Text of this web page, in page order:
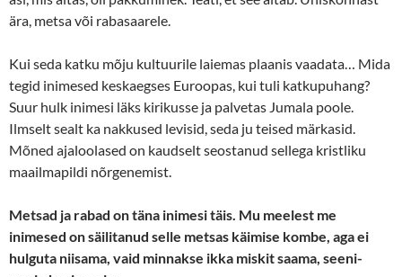
ära, metsa või rabasaarele.
Kui seda katku mõju kultuurile laiemas plaanis vaadata… Mida
tegid inimesed keskaegses Euroopas, kui tuli katkupuhang?
Suur hulk inimesi läks kirikusse ja palvetas Jumala poole.
Ilmselt sealt ka nakkused levisid, seda ju teised märkasid.
Mõned ajaloolased on kaudselt seostanud sellega kristliku
maailmapildi nõrgenemist.
Metsad ja rabad on täna inimesi täis. Mu meelest me
inimesed on säilitanud selle metsas käimise kombe, aga ei
hulguta niisama, vaid minnakse ikka miskit saama, seeni-